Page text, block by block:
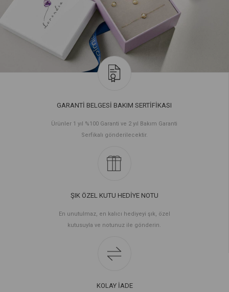
GARANTİ BELGESİ BAKIM SERTİFİKASI
Ürünler 1 yıl %100 Garanti ve 2 yıl Bakım Garanti
Serfikalı gönderilecektir.
ŞIK ÖZEL KUTU HEDİYE NOTU
En unutulmaz, en kalıcı hediyeyi şık, özel
kutusuyla ve notunuz ile gönderin.
KOLAY İADE